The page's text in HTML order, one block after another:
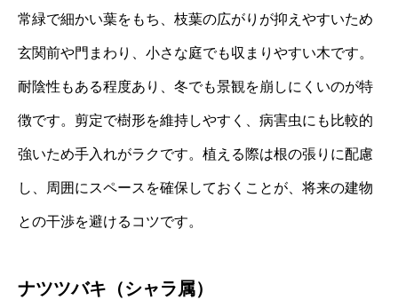
常緑で細かい葉をもち、枝葉の広がりが抑えやすいため
玄関前や門まわり、小さな庭でも収まりやすい木です。
耐陰性もある程度あり、冬でも景観を崩しにくいのが特
徴です。剪定で樹形を維持しやすく、病害虫にも比較的
強いため手入れがラクです。植える際は根の張りに配慮
し、周囲にスペースを確保しておくことが、将来の建物
との干渉を避けるコツです。
ナツツバキ（シャラ属）